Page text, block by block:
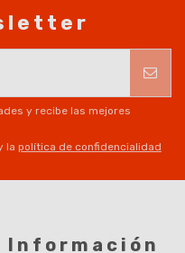
y recibe las mejores
la política de confidencialidad
Información